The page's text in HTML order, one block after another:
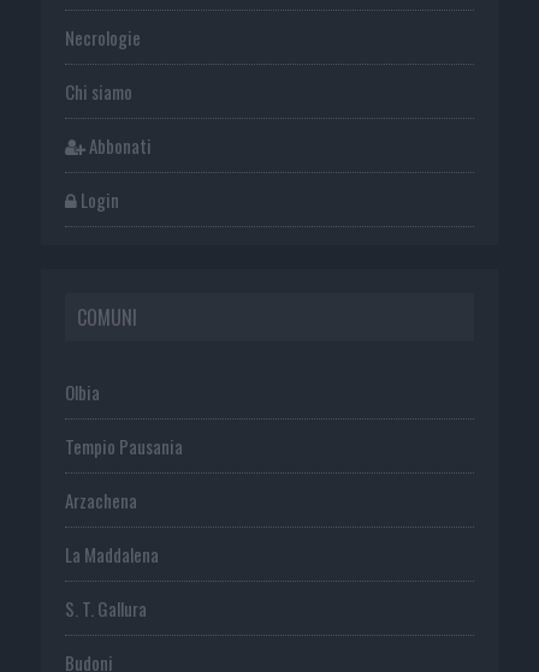
Necrologie
Chi siamo
Abbonati
Login
COMUNI
Olbia
Tempio Pausania
Arzachena
La Maddalena
S. T. Gallura
Budoni